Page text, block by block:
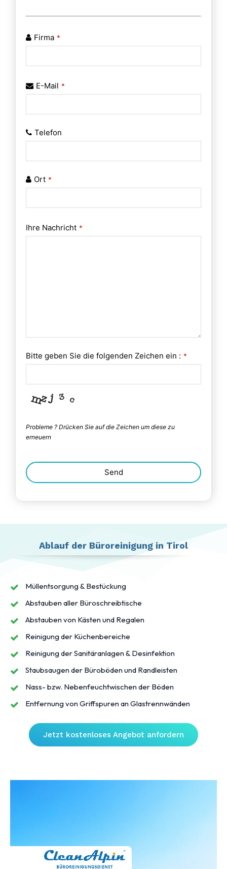
Firma *
E-Mail *
Telefon
Ort *
Ihre Nachricht *
Bitte geben Sie die folgenden Zeichen ein : *
Probleme ? Drücken Sie auf die Zeichen um diese zu
erneuern
Send
should
blank
Ablauf der Büroreinigung in Tirol
Müllentsorgung & Bestückung
Abstauben aller Büroschreibtische
Abstauben von Kästen und Regalen
Reinigung der Küchenbereiche
Reinigung der Sanitäranlagen & Desinfektion
Staubsaugen der Büroböden und Randleisten
Nass- bzw. Nebenfeuchtwischen der Böden
Entfernung von Griffspuren an Glastrennwänden
Jetzt kostenloses Angebot anfordern